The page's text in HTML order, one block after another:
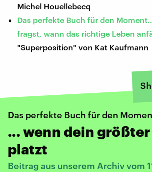
Michel Houellebecq
Das perfekte Buch für den
fragst, wann das richtige Leben
"Superposition" von Kat Kaufmann
Das perfekte Buch für den
... wenn dein größter
platzt
Beitrag aus unserem Archiv vom